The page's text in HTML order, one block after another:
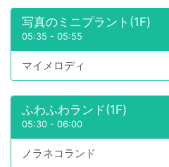
写真のミニプラント(1F)
05:35 - 05:55
マイメロディ
ふわふわランド(1F)
05:30 - 06:00
ノラネコランド